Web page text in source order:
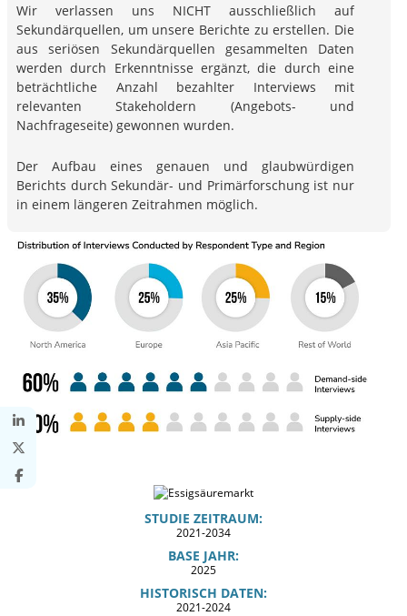
Wir verlassen uns NICHT ausschließlich auf
Sekundärquellen, um unsere Berichte zu erstellen. Die
aus seriösen Sekundärquellen gesammelten Daten
werden durch Erkenntnisse ergänzt, die durch eine
beträchtliche Anzahl bezahlter Interviews mit
relevanten Stakeholdern (Angebots- und
Nachfrageseite) gewonnen wurden.
Der Aufbau eines genauen und glaubwürdigen
Berichts durch Sekundär- und Primärforschung ist nur
in einem längeren Zeitrahmen möglich.
STUDIE ZEITRAUM:
2021-2034
BASE JAHR:
2025
HISTORISCH DATEN:
2021-2024